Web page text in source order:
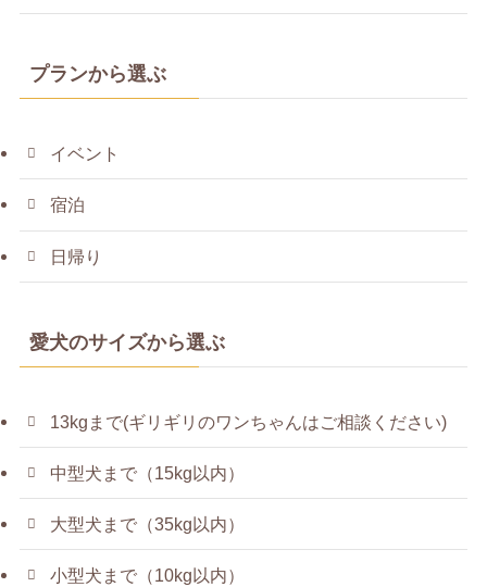
プランから選ぶ
イベント
宿泊
日帰り
愛犬のサイズから選ぶ
13kgまで(ギリギリのワンちゃんはご相談ください)
中型犬まで（15kg以内）
大型犬まで（35kg以内）
小型犬まで（10kg以内）